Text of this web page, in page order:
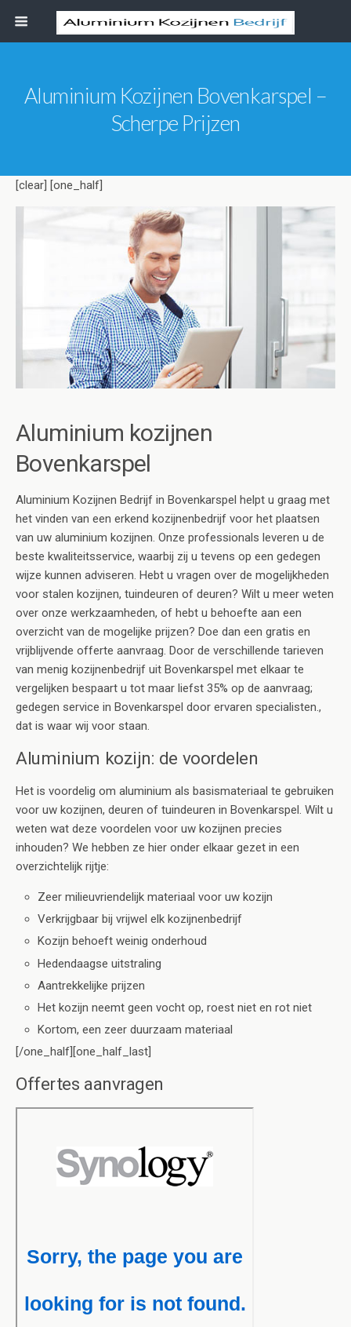
Aluminium Kozijnen Bovenkarspel –
Scherpe Prijzen
[clear] [one_half]
Aluminium kozijnen
Bovenkarspel
Aluminium Kozijnen Bedrijf in Bovenkarspel helpt u graag met
het vinden van een erkend kozijnenbedrijf voor het plaatsen
van uw aluminium kozijnen. Onze professionals leveren u de
beste kwaliteitsservice, waarbij zij u tevens op een gedegen
wijze kunnen adviseren. Hebt u vragen over de mogelijkheden
voor stalen kozijnen, tuindeuren of deuren? Wilt u meer weten
over onze werkzaamheden, of hebt u behoefte aan een
overzicht van de mogelijke prijzen? Doe dan een gratis en
vrijblijvende offerte aanvraag. Door de verschillende tarieven
van menig kozijnenbedrijf uit Bovenkarspel met elkaar te
vergelijken bespaart u tot maar liefst 35% op de aanvraag;
gedegen service in Bovenkarspel door ervaren specialisten.,
dat is waar wij voor staan.
Aluminium kozijn: de voordelen
Het is voordelig om aluminium als basismateriaal te gebruiken
voor uw kozijnen, deuren of tuindeuren in Bovenkarspel. Wilt u
weten wat deze voordelen voor uw kozijnen precies
inhouden? We hebben ze hier onder elkaar gezet in een
overzichtelijk rijtje:
Zeer milieuvriendelijk materiaal voor uw kozijn
Verkrijgbaar bij vrijwel elk kozijnenbedrijf
Kozijn behoeft weinig onderhoud
Hedendaagse uitstraling
Aantrekkelijke prijzen
Het kozijn neemt geen vocht op, roest niet en rot niet
Kortom, een zeer duurzaam materiaal
[/one_half][one_half_last]
Offertes aanvragen